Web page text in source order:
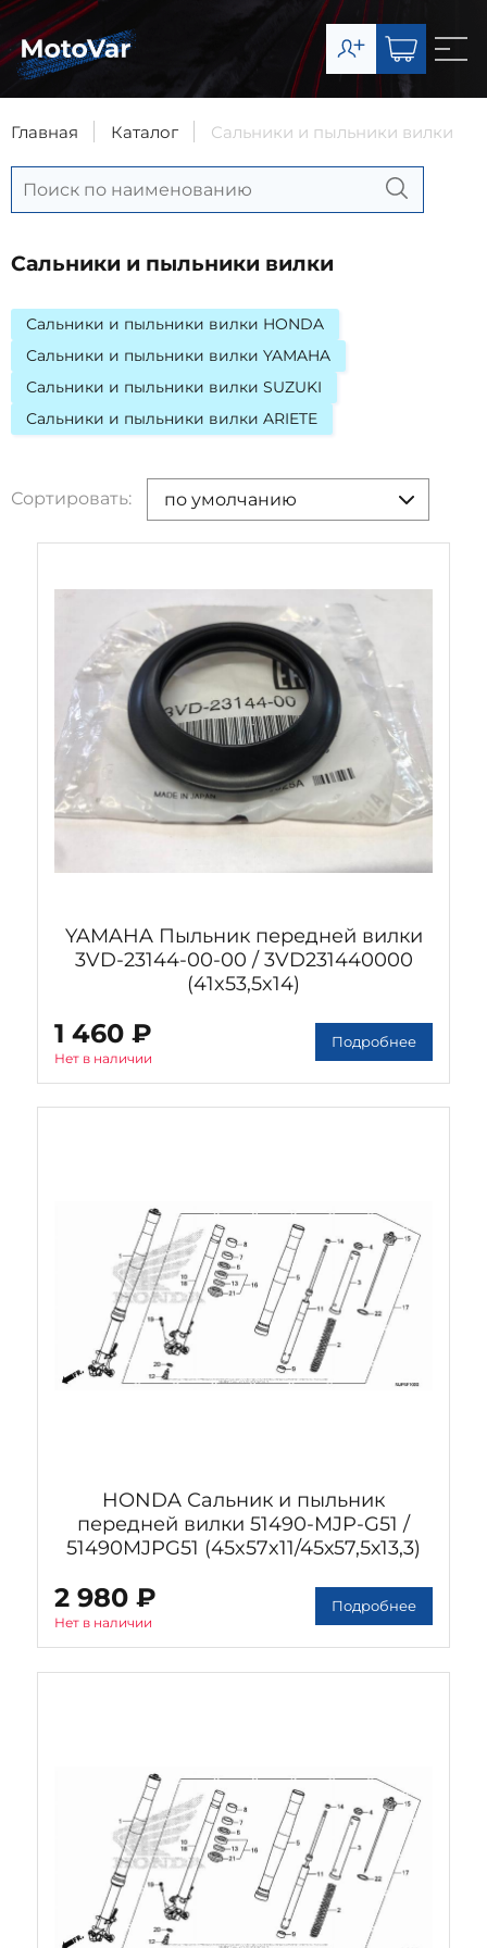
О компании
Каталог
Контакты
8-903-003-07-11
Запчасти
8-977-492-65-63
Сервис
Главная Каталог Сальники и пыльники вилки
Сальники и пыльники вилки
Сальники и пыльники вилки HONDA
Сальники и пыльники вилки YAMAHA
Сальники и пыльники вилки SUZUKI
Сальники и пыльники вилки ARIETE
Сортировать: по умолчанию
YAMAHA Пыльник передней вилки
3VD-23144-00-00 / 3VD231440000
(41x53,5x14)
1 460 ₽
Нет в наличии
Подробнее
HONDA Сальник и пыльник
передней вилки 51490-MJP-G51 /
51490MJPG51 (45x57x11/45х57,5х13,3)
2 980 ₽
Нет в наличии
Подробнее